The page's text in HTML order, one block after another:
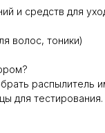
и средств для
волос, тоники)
распылитель
для тестирования.